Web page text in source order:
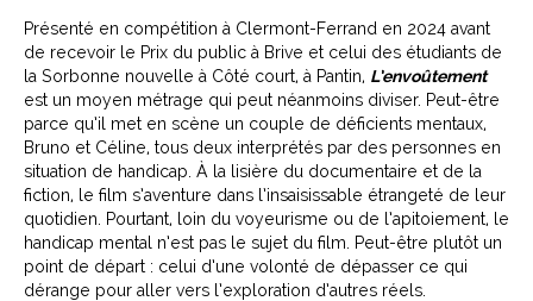
Présenté en compétition à Clermont-Ferrand en 2024 avant
de recevoir le Prix du public à Brive et celui des étudiants de
la Sorbonne nouvelle à Côté court, à Pantin, L’envoûtement
est un moyen métrage qui peut néanmoins diviser. Peut-être
parce qu’il met en scène un couple de déficients mentaux,
Bruno et Céline, tous deux interprétés par des personnes en
situation de handicap. À la lisière du documentaire et de la
fiction, le film s’aventure dans l’insaisissable étrangeté de leur
quotidien. Pourtant, loin du voyeurisme ou de l’apitoiement, le
handicap mental n’est pas le sujet du film. Peut-être plutôt un
point de départ : celui d’une volonté de dépasser ce qui
dérange pour aller vers l’exploration d’autres réels.